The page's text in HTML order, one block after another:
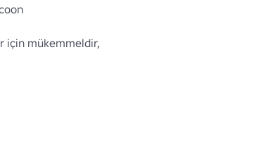
için mükemmeldir,
arasından